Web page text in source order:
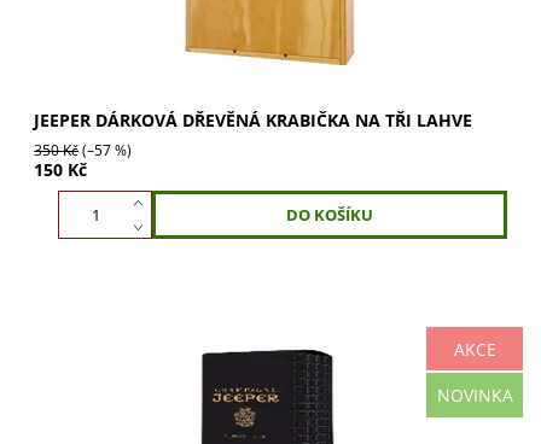
JEEPER DÁRKOVÁ DŘEVĚNÁ KRABIČKA NA TŘI LAHVE
350 Kč(–57 %)
150 Kč
AKCE
NOVINKA
JEEPER dárková krabička na 0,375l dodá vašemu
šampaňskému punc luxusu. Skvělá pro oslavy a
nezapomenutelné chvíle. Darujte s grácií a zanechte